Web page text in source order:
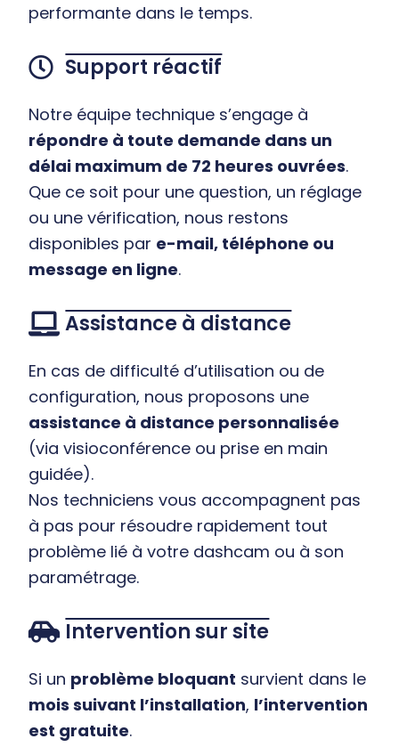
performante dans le temps.
Support réactif
Notre équipe technique s’engage à
répondre à toute demande dans un
délai maximum de 72 heures ouvrées.
Que ce soit pour une question, un réglage
ou une vérification, nous restons
disponibles par e-mail, téléphone ou
message en ligne.
Assistance à distance
En cas de difficulté d’utilisation ou de
configuration, nous proposons une
assistance à distance personnalisée
(via visioconférence ou prise en main
guidée).
Nos techniciens vous accompagnent pas
à pas pour résoudre rapidement tout
problème lié à votre dashcam ou à son
paramétrage.
Intervention sur site
Si un problème bloquant survient dans le
mois suivant l’installation, l’intervention
est gratuite.